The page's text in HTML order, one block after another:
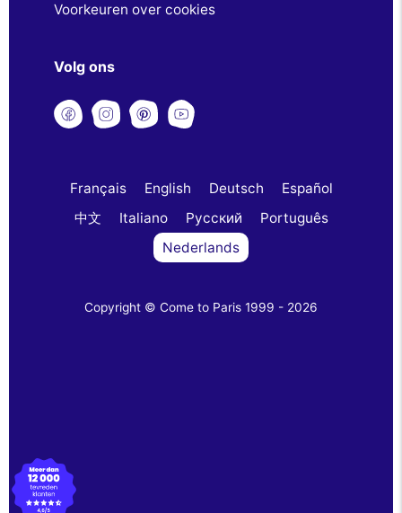
Voorkeuren over cookies
Volg ons
Français English Deutsch
Español
中文
Italiano Русский
Português
Nederlands
Copyright © Come to Paris 1999 - 2026